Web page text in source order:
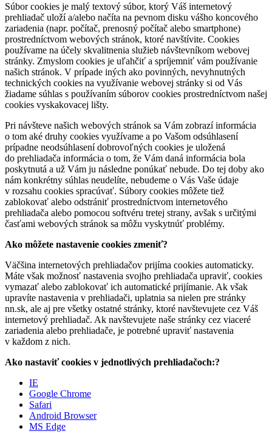
Súbor cookies je malý textový súbor, ktorý Váš internetový
prehliadač uloží a/alebo načíta na pevnom disku vášho koncového
zariadenia (napr. počítač, prenosný počítač alebo smartphone)
prostredníctvom webových stránok, ktoré navštívite. Cookies
používame na účely skvalitnenia služieb návštevníkom webovej
stránky. Zmyslom cookies je uľahčiť a spríjemniť vám používanie
našich stránok. V prípade iných ako povinných, nevyhnutných
technických cookies na využívanie webovej stránky si od Vás
žiadame súhlas s používaním súborov cookies prostredníctvom našej
cookies vyskakovacej lišty.
Pri návšteve našich webových stránok sa Vám zobrazí informácia
o tom aké druhy cookies využívame a po Vašom odsúhlasení
prípadne neodsúhlasení dobrovoľných cookies je uložená
do prehliadača informácia o tom, že Vám daná informácia bola
poskytnutá a už Vám ju následne ponúkať nebude. Do tej doby ako
nám konkrétny súhlas neudelíte, nebudeme o Vás Vaše údaje
v rozsahu cookies spracúvať. Súbory cookies môžete tiež
zablokovať alebo odstrániť prostredníctvom internetového
prehliadača alebo pomocou softvéru tretej strany, avšak s určitými
časťami webových stránok sa môžu vyskytnúť problémy.
Ako môžete nastavenie cookies zmeniť?
Väčšina internetových prehliadačov prijíma cookies automaticky.
Máte však možnosť nastavenia svojho prehliadača upraviť, cookies
vymazať alebo zablokovať ich automatické prijímanie. Ak však
upravíte nastavenia v prehliadači, uplatnia sa nielen pre stránky
nn.sk, ale aj pre všetky ostatné stránky, ktoré navštevujete cez Váš
internetový prehliadač. Ak navštevujete naše stránky cez viaceré
zariadenia alebo prehliadače, je potrebné upraviť nastavenia
v každom z nich.
Ako nastaviť cookies v jednotlivých prehliadačoch:?
IE
Google Chrome
Safari
Android Browser
MS Edge